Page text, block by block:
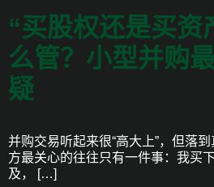
“买股权还是买资
么管？小型并购
疑
并购交易听起来很“高大上”，但落
方最关心的往往只有一件事：我买
及， […]